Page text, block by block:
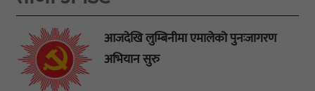
आजदेखि लुम्बिनीमा एमालेको पुनःजागरण
अभियान सुरु